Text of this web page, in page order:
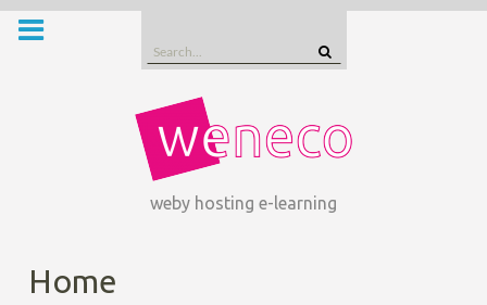
Skip
Search
for:
weby hosting e-learning
Home